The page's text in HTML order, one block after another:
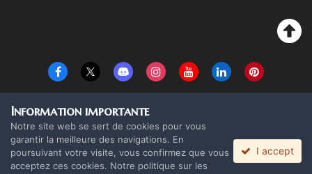
Copyright Monolith Board Games & The overlord 2016 ©
Powered by Invision Community
Information importante
Notre site web se sert de cookies pour vous
garantir la meilleure des navigations. En
poursuivant votre visite, vous confirmez que vous
acceptez ces cookies. Notre politique sur les
I accept